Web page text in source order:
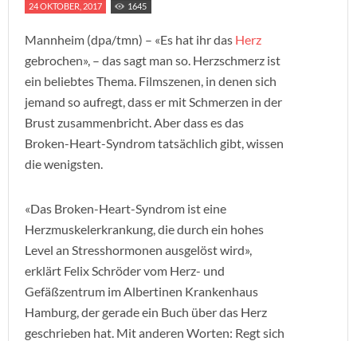
24 OKTOBER, 2017 1645
Mannheim (dpa/tmn) – «Es hat ihr das Herz
gebrochen», – das sagt man so. Herzschmerz ist
ein beliebtes Thema. Filmszenen, in denen sich
jemand so aufregt, dass er mit Schmerzen in der
Brust zusammenbricht. Aber dass es das
Broken-Heart-Syndrom tatsächlich gibt, wissen
die wenigsten.
«Das Broken-Heart-Syndrom ist eine
Herzmuskelerkrankung, die durch ein hohes
Level an Stresshormonen ausgelöst wird»,
erklärt Felix Schröder vom Herz- und
Gefäßzentrum im Albertinen Krankenhaus
Hamburg, der gerade ein Buch über das Herz
geschrieben hat. Mit anderen Worten: Regt sich